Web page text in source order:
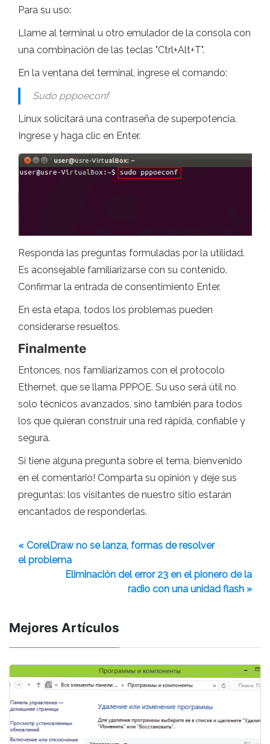
Para su uso:
Llame al terminal u otro emulador de la consola con
una combinación de las teclas "Ctrl+Alt+T".
En la ventana del terminal, ingrese el comando:
Sudo pppoeconf
Linux solicitará una contraseña de superpotencia.
Ingrese y haga clic en Enter.
Responda las preguntas formuladas por la utilidad.
Es aconsejable familiarizarse con su contenido.
Confirmar la entrada de consentimiento Enter.
En esta etapa, todos los problemas pueden
considerarse resueltos.
Finalmente
Entonces, nos familiarizamos con el protocolo
Ethernet, que se llama PPPOE. Su uso será útil no
solo técnicos avanzados, sino también para todos
los que quieran construir una red rápida, confiable y
segura.
Si tiene alguna pregunta sobre el tema, bienvenido
en el comentario! Comparta su opinión y deje sus
preguntas: los visitantes de nuestro sitio estarán
encantados de responderlas.
« CorelDraw no se lanza, formas de resolver
el problema
Eliminación del error 23 en el pionero de la
radio con una unidad flash »
Mejores Artículos